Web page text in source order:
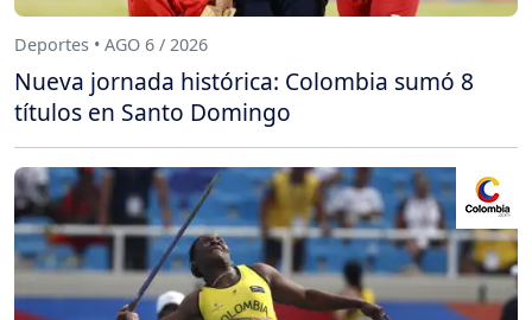
Deportes • AGO 6 / 2026
Nueva jornada histórica: Colombia sumó 8
títulos en Santo Domingo